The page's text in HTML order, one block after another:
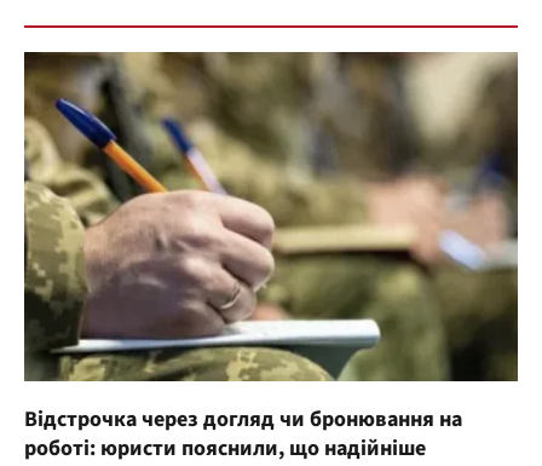
Відстрочка через догляд чи бронювання на
роботі: юристи пояснили, що надійніше